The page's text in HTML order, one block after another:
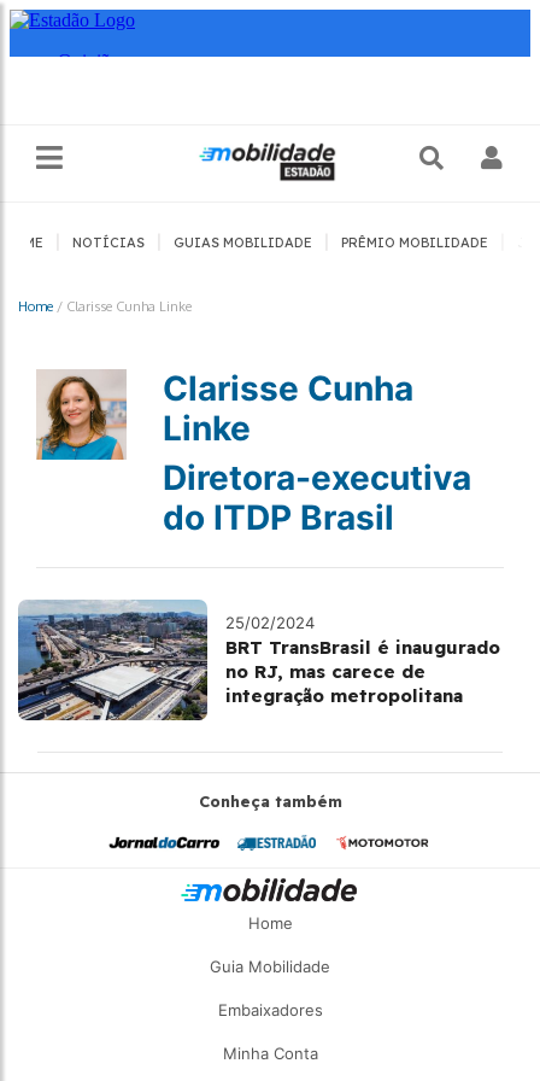
HOME NOTÍCIAS GUIAS MOBILIDADE PRÊMIO MOBILIDADE
Home / Clarisse Cunha Linke
Clarisse Cunha
Linke
Diretora-executiva
do ITDP Brasil
25/02/2024
BRT TransBrasil é inaugurado
no RJ, mas carece de
integração metropolitana
Conheça também
Home
Guia Mobilidade
Embaixadores
Minha Conta